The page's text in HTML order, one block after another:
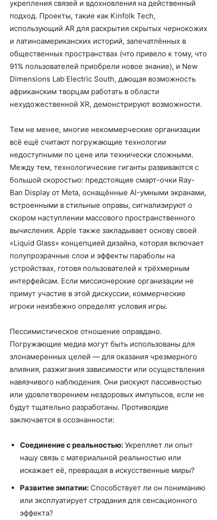
укрепления связей и вдохновления на действенный
подход. Проекты, такие как Kinfolk Tech,
использующий AR для раскрытия скрытых чернокожих
и латиноамериканских историй, запечатлённых в
общественных пространствах (что привело к тому, что
91% пользователей приобрели новое знание), и New
Dimensions Lab Electric South, дающая возможность
африканским творцам работать в области
нехудожественной XR, демонстрируют возможности.
Тем не менее, многие некоммерческие организации
всё ещё считают погружающие технологии
недоступными по цене или технически сложными.
Между тем, технологические гиганты развиваются с
большой скоростью: предстоящие смарт-очки Ray-
Ban Display от Meta, оснащённые AI-умными экранами,
встроенными в стильные оправы, сигнализируют о
скором наступлении массового пространственного
вычисления. Apple также закладывает основу своей
«Liquid Glass» концепцией дизайна, которая включает
полупрозрачные слои и эффекты параболы на
устройствах, готовя пользователей к трёхмерным
интерфейсам. Если миссионерские организации не
примут участие в этой дискуссии, коммерческие
игроки неизбежно определят условия игры.
Пессимистическое отношение оправдано.
Погружающие медиа могут быть использованы для
злонамеренных целей — для оказания чрезмерного
влияния, разжигания зависимости или осуществления
навязчивого наблюдения. Они рискуют пассивностью
или удовлетворением нездоровых импульсов, если не
будут тщательно разработаны. Противоядие
заключается в осознанности:
Соединение с реальностью: Укрепляет ли опыт
нашу связь с материальной реальностью или
искажает её, превращая в искусственные миры?
Развитие эмпатии: Способствует ли он пониманию
или эксплуатирует страдания для сенсационного
эффекта?